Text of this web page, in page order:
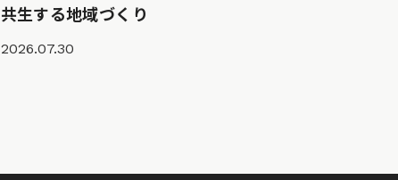
共生する地域づくり
2026.07.30